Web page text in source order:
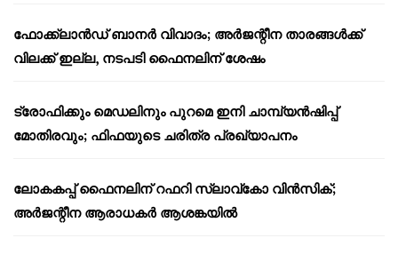
ഫോക്ക്‌ലാൻഡ് ബാനർ വിവാദം; അർജന്റീന താരങ്ങൾക്ക്
വിലക്ക് ഇല്ല, നടപടി ഫൈനലിന് ശേഷം
ട്രോഫിക്കും മെഡലിനും പുറമെ ഇനി ചാമ്പ്യൻഷിപ്പ്
മോതിരവും; ഫിഫയുടെ ചരിത്ര പ്രഖ്യാപനം
ലോകകപ്പ് ഫൈനലിന് റഫറി സ്ലാവ്‌കോ വിൻസിക്;
അർജന്റീന ആരാധകർ ആശങ്കയിൽ